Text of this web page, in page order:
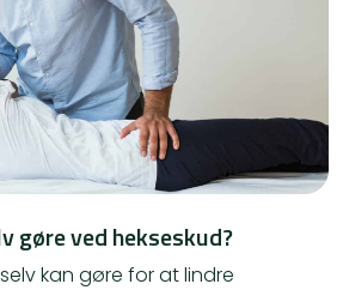
gøre ved hekseskud?
kan gøre for at lindre